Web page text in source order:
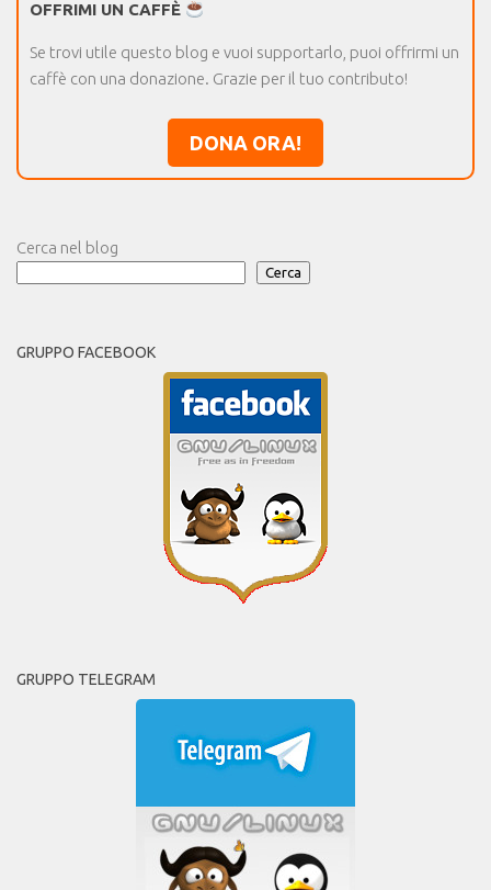
OFFRIMI UN CAFFÈ
Se trovi utile questo blog e vuoi supportarlo, puoi offrirmi un
caffè con una donazione. Grazie per il tuo contributo!
DONA ORA!
Cerca nel blog
Cerca
GRUPPO FACEBOOK
GRUPPO TELEGRAM